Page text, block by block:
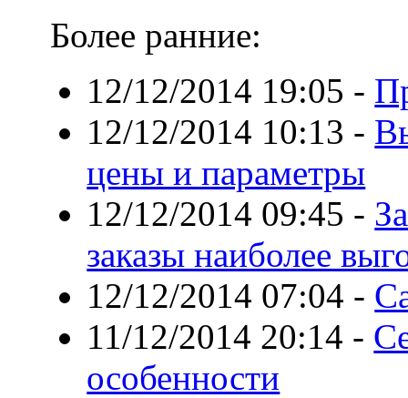
Более ранние:
12/12/2014 19:05 -
12/12/2014 10:13 -
цены и параметры
12/12/2014 09:45 -
заказы наиболее
12/12/2014 07:04 -
11/12/2014 20:14 -
особенности